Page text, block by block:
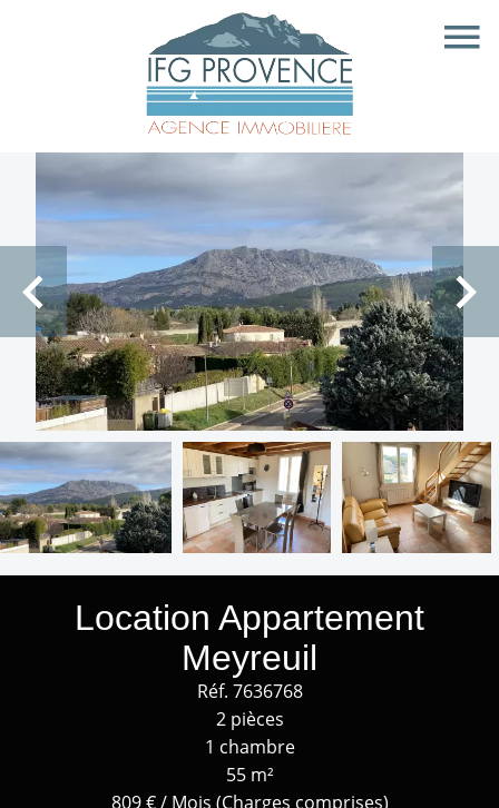
Location Appartement
Meyreuil
Réf. 7636768
2 pièces
1 chambre
55 m²
809 € / Mois (Charges comprises)